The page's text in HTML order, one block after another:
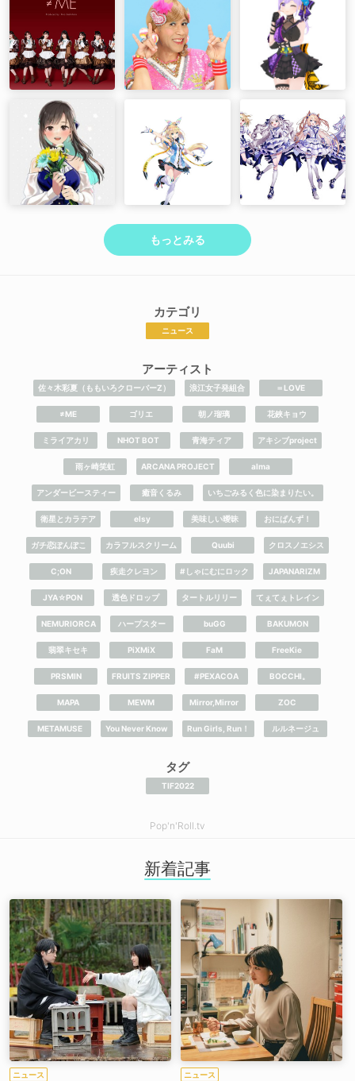
もっとみる
カテゴリ
ニュース
アーティスト
佐々木彩夏（ももいろクローバーZ） 浪江女子発組合 ＝LOVE
≠ME ゴリエ 朝ノ瑠璃 花鋏キョウ
ミライアカリ NHOT BOT 青海ティア アキシブproject
雨ヶ崎笑虹 ARCANA PROJECT alma
アンダービースティー 癒音くるみ いちごみるく色に染まりたい。
衛星とカラテア elsy 美味しい曖昧 おにぱんず！
ガチ恋ぽんぽこ カラフルスクリーム Quubi クロスノエシス
C;ON 疾走クレヨン #しゃにむにロック JAPANARIZM
JYA☆PON 透色ドロップ タートルリリー てぇてぇトレイン
NEMURIORCA ハープスター buGG BAKUMON
翡翠キセキ PiXMiX FaM FreeKie
PRSMIN FRUITS ZIPPER #PEXACOA BOCCHI。
MAPA MEWM Mirror,Mirror ZOC
METAMUSE You Never Know Run Girls, Run！ ルルネージュ
タグ
TIF2022
Pop'n'Roll.tv
新着記事
ニュース ニュース